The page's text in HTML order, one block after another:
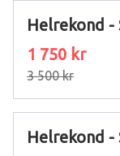
Helrekond -
1 750 kr
3 500 kr
Helrekond -